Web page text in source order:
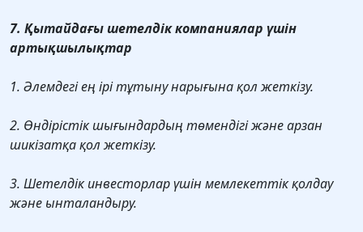
7. Қытайдағы шетелдік компаниялар үшін
артықшылықтар
1. Әлемдегі ең ірі тұтыну нарығына қол жеткізу.
2. Өндірістік шығындардың төмендігі және арзан
шикізатқа қол жеткізу.
3. Шетелдік инвесторлар үшін мемлекеттік қолдау
және ынталандыру.